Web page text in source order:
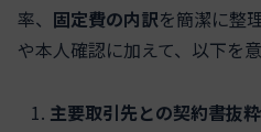
率、 固定費の内訳を簡潔に整
や本人確認に加えて、以下を
主要取引先との契約書抜粋